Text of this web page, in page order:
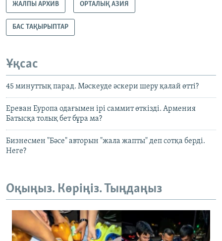
ЖАЛПЫ АРХИВ ОРТАЛЫҚ АЗИЯ
БАС ТАҚЫРЫПТАР
Ұқсас
45 минуттық парад. Мәскеуде әскери шеру қалай өтті?
Ереван Еуропа одағымен ірі саммит өткізді. Армения
Батысқа толық бет бұра ма?
Бизнесмен "Бәсе" авторын "жала жапты" деп сотқа берді.
Неге?
Оқыңыз. Көріңіз. Тыңдаңыз